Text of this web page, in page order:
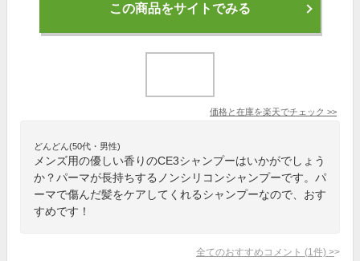
この商品をサイトでみる
価格と在庫を楽天でチェック >>
どんどん(50代・男性)
メンズ用の優しい香りのCE3シャンプーはいかがでしょう
か？パーマが長持ちするノンシリコンシャンプーです。パ
ーマで傷んだ髪をケアしてくれるシャンプーなので、おす
すめです！
全てのおすすめコメント (1 件) >